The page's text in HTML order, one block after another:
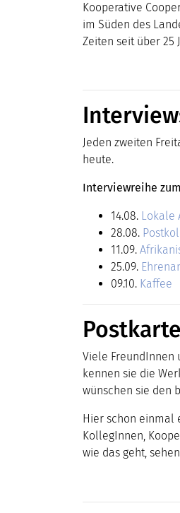
Kooperative
im Süden des
Zeiten seit über 25
Jeden zweiten
heute.
Interviewreihe
14.08. Lokale
28.08.
11.09.
25.09.
09.10. Kaffee
Viele FreundInnen
kennen sie die
wünschen sie den
Hier schon einmal
KollegInnen,
wie das geht,